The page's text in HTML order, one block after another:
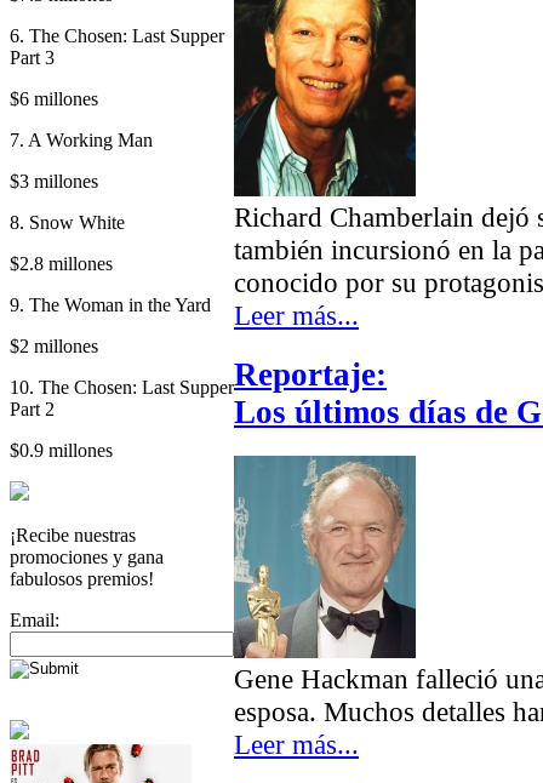
6. The Chosen: Last Supper
Part 3
$6 millones
7. A Working Man
$3 millones
8. Snow White
$2.8 millones
9. The Woman in the Yard
$2 millones
10. The Chosen: Last Supper
Part 2
$0.9 millones
¡Recibe nuestras
promociones y gana
fabulosos premios!
Email:
Richard Chamberlain dejó
también incursionó en la
conocido por su
Leer más...
Reportaje:
Los últimos días de
Gene Hackman falleció
esposa. Muchos detalles
Leer más...